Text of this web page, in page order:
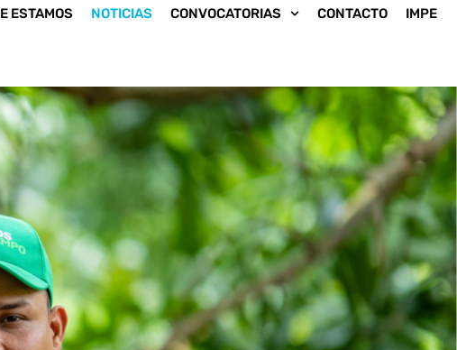
ESTAMOS NOTICIAS CONVOCATORIAS CONTACTO IMPE